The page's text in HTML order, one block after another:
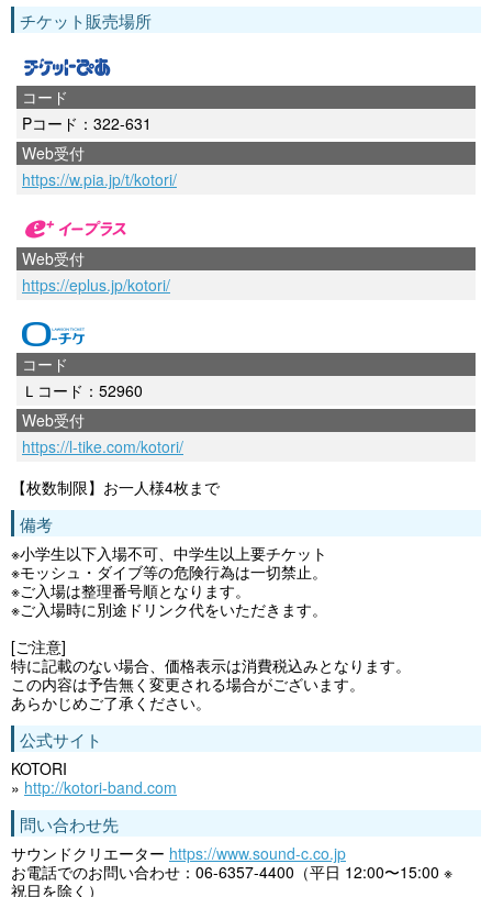
チケット販売場所
コード
Pコード：322-631
Web受付
https://w.pia.jp/t/kotori/
Web受付
https://eplus.jp/kotori/
コード
Ｌコード：52960
Web受付
https://l-tike.com/kotori/
【枚数制限】お一人様4枚まで
備考
※小学生以下入場不可、中学生以上要チケット
※モッシュ・ダイブ等の危険行為は一切禁止。
※ご入場は整理番号順となります。
※ご入場時に別途ドリンク代をいただきます。
[ご注意]
特に記載のない場合、価格表示は消費税込みとなります。
この内容は予告無く変更される場合がございます。
あらかじめご了承ください。
公式サイト
KOTORI
» http://kotori-band.com
問い合わせ先
サウンドクリエーター https://www.sound-c.co.jp
お電話でのお問い合わせ：06-6357-4400（平日 12:00〜15:00 ※
祝日を除く）